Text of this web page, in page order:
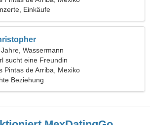
Einkäufe
Wassermann
sucht eine Freundin
Pintas de Arriba, Mexiko
Beziehung